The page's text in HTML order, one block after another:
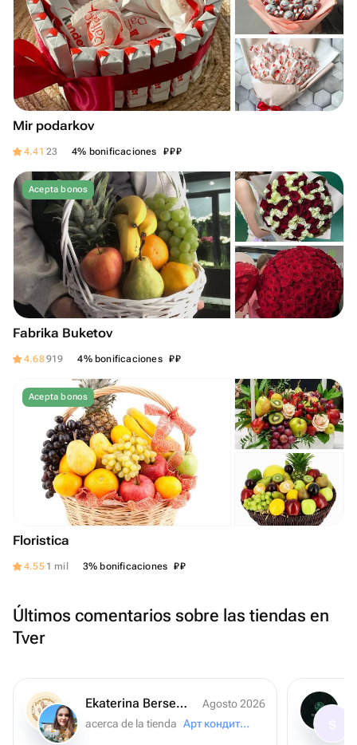
Mir podarkov
4.41 23 4% bonificaciones ₽₽₽
Acepta bonos
Fabrika Buketov
4.68919 4% bonificaciones ₽₽
Acepta bonos
Floristica
4.55 1 mil 3% bonificaciones ₽₽
Últimos comentarios sobre las tiendas en
Tver
Ekaterina Berseneva
Agosto 2026
acerca de la tienda
Арт кондитер